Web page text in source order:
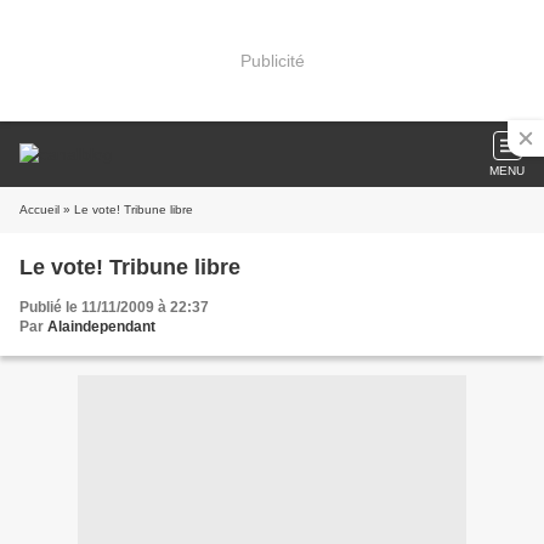
Publicité
MENU
Accueil » Le vote! Tribune libre
Le vote! Tribune libre
Publié le 11/11/2009 à 22:37
Par Alaindependant